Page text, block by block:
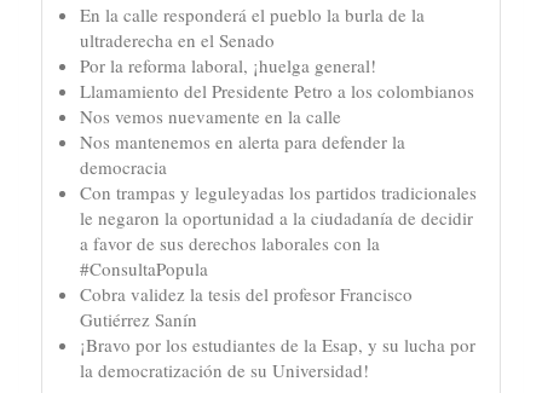
En la calle responderá el pueblo la burla de la
ultraderecha en el Senado
Por la reforma laboral, ¡huelga general!
Llamamiento del Presidente Petro a los colombianos
Nos vemos nuevamente en la calle
Nos mantenemos en alerta para defender la
democracia
Con trampas y leguleyadas los partidos tradicionales
le negaron la oportunidad a la ciudadanía de decidir
a favor de sus derechos laborales con la
#ConsultaPopula
Cobra validez la tesis del profesor Francisco
Gutiérrez Sanín
¡Bravo por los estudiantes de la Esap, y su lucha por
la democratización de su Universidad!